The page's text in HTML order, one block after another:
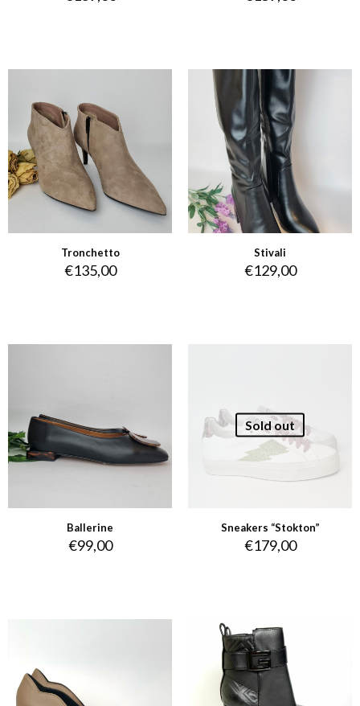
Tronchetto
€135,00
Stivali
€129,00
Ballerine
€99,00
Sold out
Sneakers “Stokton”
€179,00